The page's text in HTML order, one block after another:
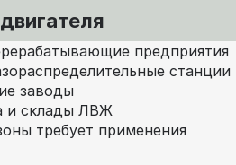
предприятия
станции
заводы
и склады ЛВЖ
требует применения